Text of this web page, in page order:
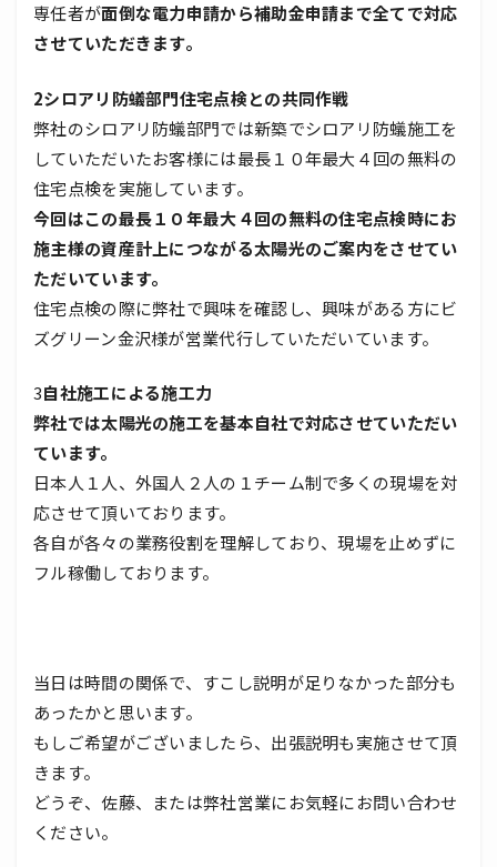
専任者が面倒な電力申請から補助金申請まで全てで対応
させていただきます。
2シロアリ防蟻部門住宅点検との共同作戦
弊社のシロアリ防蟻部門では新築でシロアリ防蟻施工を
していただいたお客様には最長１０年最大４回の無料の
住宅点検を実施しています。
今回はこの最長１０年最大４回の無料の住宅点検時にお
施主様の資産計上につながる太陽光のご案内をさせてい
ただいています。
住宅点検の際に弊社で興味を確認し、興味がある方にビ
ズグリーン金沢様が営業代行していただいています。
3自社施工による施工力
弊社では太陽光の施工を基本自社で対応させていただい
ています。
日本人１人、外国人２人の１チーム制で多くの現場を対
応させて頂いております。
各自が各々の業務役割を理解しており、現場を止めずに
フル稼働しております。
当日は時間の関係で、すこし説明が足りなかった部分も
あったかと思います。
もしご希望がございましたら、出張説明も実施させて頂
きます。
どうぞ、佐藤、または弊社営業にお気軽にお問い合わせ
ください。